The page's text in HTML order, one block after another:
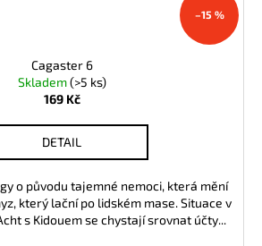
–15 %
Cagaster 6
Skladem(>5 ks)
169 Kč
DETAIL
o původu tajemné nemoci, která mění
který lační po lidském mase. Situace v
s Kidouem se chystají srovnat účty...